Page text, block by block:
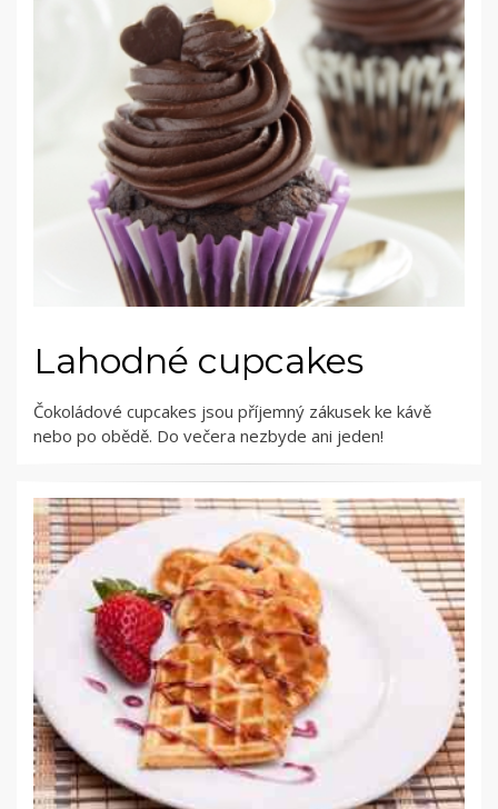
Lahodné cupcakes
Čokoládové cupcakes jsou příjemný zákusek ke kávě
nebo po obědě. Do večera nezbyde ani jeden!